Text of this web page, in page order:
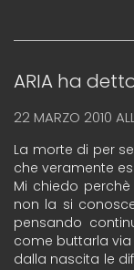
ARIA ha
22 MARZO 2010
La morte di per
che veramente
Mi chiedo
non la si
pensando
come buttarla via
dalla nascita le